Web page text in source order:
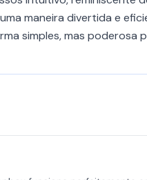
maneira divertida e
simples, mas poderosa